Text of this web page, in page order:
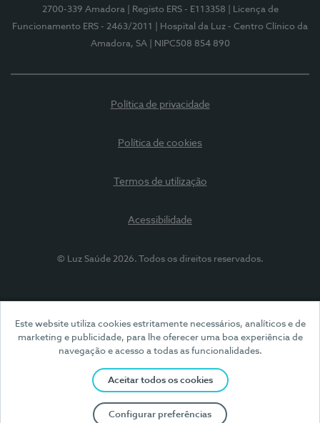
Este website utiliza cookies estritamente necessários, analíticos e de
marketing e publicidade, para lhe oferecer uma boa experiência de
navegação e acesso a todas as funcionalidades.
Aceitar todos os cookies
Configurar preferências
2700-339 Amadora
| Registo ERS - E113358
| Licença de
Funcionamento ERS - 2463/2011
| Hospital da Luz - Centro Clínico da
Amadora, SA
| NIPC508 854 890
Política de privacidade
Política de cookies
Termos de utilização
Acessibilidade
© Luz Saúde 2026. Todos os direitos reservados.